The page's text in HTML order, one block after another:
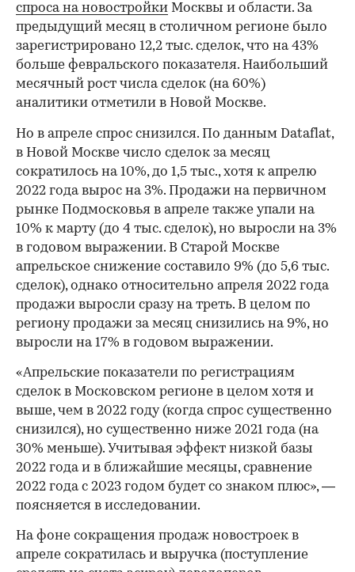
спроса на новостройки Москвы и области. За
предыдущий месяц в столичном регионе было
зарегистрировано 12,2 тыс. сделок, что на 43%
больше февральского показателя. Наибольший
месячный рост числа сделок (на 60%)
аналитики отметили в Новой Москве.
Но в апреле спрос снизился. По данным Dataflat,
в Новой Москве число сделок за месяц
сократилось на 10%, до 1,5 тыс., хотя к апрелю
2022 года вырос на 3%. Продажи на первичном
рынке Подмосковья в апреле также упали на
10% к марту (до 4 тыс. сделок), но выросли на 3%
в годовом выражении. В Старой Москве
апрельское снижение составило 9% (до 5,6 тыс.
сделок), однако относительно апреля 2022 года
продажи выросли сразу на треть. В целом по
региону продажи за месяц снизились на 9%, но
выросли на 17% в годовом выражении.
«Апрельские показатели по регистрациям
сделок в Московском регионе в целом хотя и
выше, чем в 2022 году (когда спрос существенно
снизился), но существенно ниже 2021 года (на
30% меньше). Учитывая эффект низкой базы
2022 года и в ближайшие месяцы, сравнение
2022 года с 2023 годом будет со знаком плюс», —
поясняется в исследовании.
На фоне сокращения продаж новостроек в
апреле сократилась и выручка (поступление